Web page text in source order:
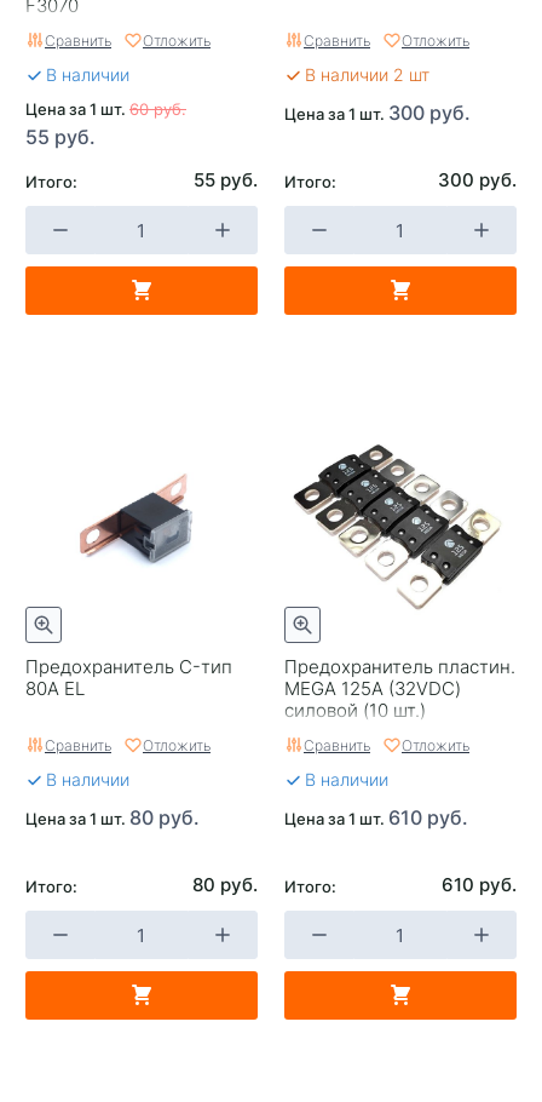
F3070
Сравнить Отложить
В наличии
Цена за 1 шт. 60 руб.
55 руб.
Итого: 55 руб.
Сравнить Отложить
В наличии 2 шт
Цена за 1 шт. 300 руб.
Итого: 300 руб.
Предохранитель C-тип
80A EL
Сравнить Отложить
В наличии
Цена за 1 шт. 80 руб.
Итого: 80 руб.
Предохранитель пластин.
MEGA 125А (32VDC)
силовой (10 шт.)
Сравнить Отложить
В наличии
Цена за 1 шт. 610 руб.
Итого: 610 руб.